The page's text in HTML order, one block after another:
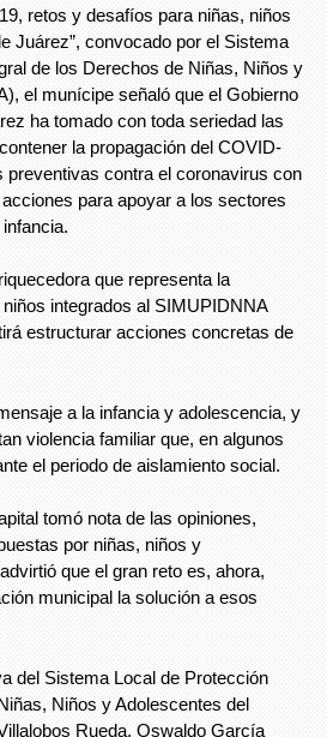
retos y desafíos para niñas, niños
Juárez”, convocado por el Sistema
de los Derechos de Niñas, Niños y
el munícipe señaló que el Gobierno
ha tomado con toda seriedad las
la propagación del COVID-
preventivas contra el coronavirus con
para apoyar a los sectores
que representa la
integrados al SIMUPIDNNA
estructurar acciones concretas de
a la infancia y adolescencia, y
violencia familiar que, en algunos
el periodo de aislamiento social.
tomó nota de las opiniones,
por niñas, niños y
que el gran reto es, ahora,
municipal la solución a esos
del Sistema Local de Protección
Niños y Adolescentes del
Rueda, Oswaldo García